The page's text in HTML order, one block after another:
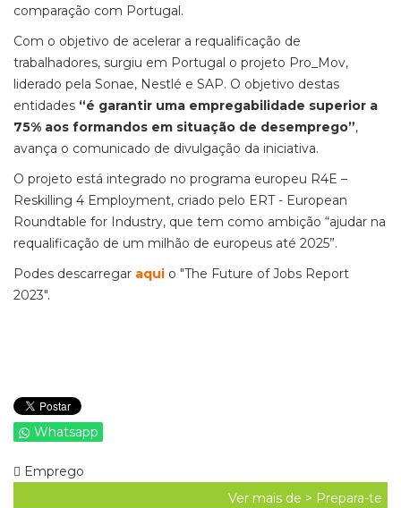
comparação com Portugal.
Com o objetivo de acelerar a requalificação de
trabalhadores, surgiu em Portugal o projeto Pro_Mov,
liderado pela Sonae, Nestlé e SAP. O objetivo destas
entidades “é garantir uma empregabilidade superior a
75% aos formandos em situação de desemprego”,
avança o comunicado de divulgação da iniciativa.
O projeto está integrado no programa europeu R4E –
Reskilling 4 Employment, criado pelo ERT - European
Roundtable for Industry, que tem como ambição “ajudar na
requalificação de um milhão de europeus até 2025”.
Podes descarregar aqui o "The Future of Jobs Report
2023".
Whatsapp
Emprego
Ver mais de > Prepara-te